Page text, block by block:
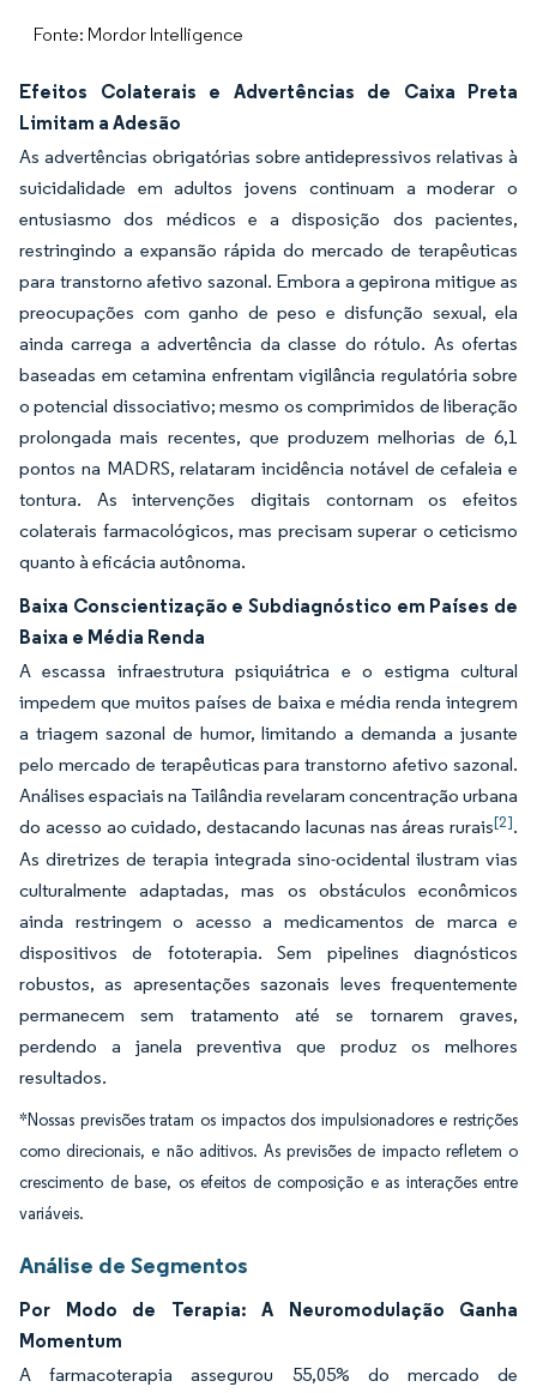
Fonte: Mordor Intelligence
Efeitos Colaterais e Advertências de Caixa Preta
Limitam a Adesão
As advertências obrigatórias sobre antidepressivos relativas à
suicidalidade em adultos jovens continuam a moderar o
entusiasmo dos médicos e a disposição dos pacientes,
restringindo a expansão rápida do mercado de terapêuticas
para transtorno afetivo sazonal. Embora a gepirona mitigue as
preocupações com ganho de peso e disfunção sexual, ela
ainda carrega a advertência da classe do rótulo. As ofertas
baseadas em cetamina enfrentam vigilância regulatória sobre
o potencial dissociativo; mesmo os comprimidos de liberação
prolongada mais recentes, que produzem melhorias de 6,1
pontos na MADRS, relataram incidência notável de cefaleia e
tontura. As intervenções digitais contornam os efeitos
colaterais farmacológicos, mas precisam superar o ceticismo
quanto à eficácia autônoma.
Baixa Conscientização e Subdiagnóstico em Países de
Baixa e Média Renda
A escassa infraestrutura psiquiátrica e o estigma cultural
impedem que muitos países de baixa e média renda integrem
a triagem sazonal de humor, limitando a demanda a jusante
pelo mercado de terapêuticas para transtorno afetivo sazonal.
Análises espaciais na Tailândia revelaram concentração urbana
do acesso ao cuidado, destacando lacunas nas áreas rurais[2].
As diretrizes de terapia integrada sino-ocidental ilustram vias
culturalmente adaptadas, mas os obstáculos econômicos
ainda restringem o acesso a medicamentos de marca e
dispositivos de fototerapia. Sem pipelines diagnósticos
robustos, as apresentações sazonais leves frequentemente
permanecem sem tratamento até se tornarem graves,
perdendo a janela preventiva que produz os melhores
resultados.
*Nossas previsões tratam os impactos dos impulsionadores e restrições
como direcionais, e não aditivos. As previsões de impacto refletem o
crescimento de base, os efeitos de composição e as interações entre
variáveis.
Análise de Segmentos
Por Modo de Terapia: A Neuromodulação Ganha
Momentum
A farmacoterapia assegurou 55,05% do mercado de